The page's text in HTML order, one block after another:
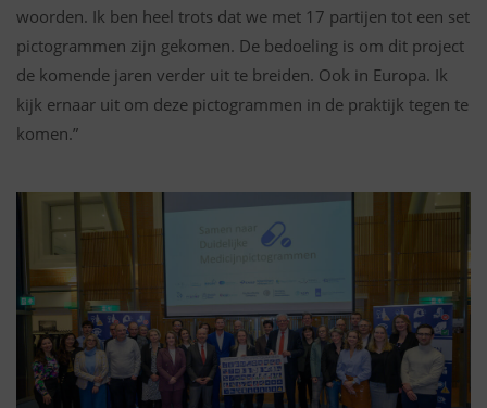
woorden. Ik ben heel trots dat we met 17 partijen tot een set
pictogrammen zijn gekomen. De bedoeling is om dit project
de komende jaren verder uit te breiden. Ook in Europa. Ik
kijk ernaar uit om deze pictogrammen in de praktijk tegen te
komen.”